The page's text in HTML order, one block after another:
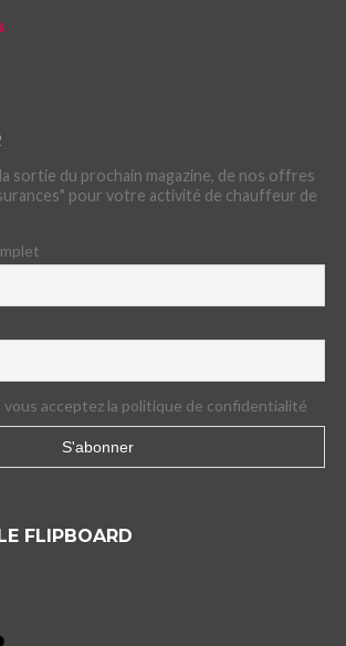
sortie du prochain magazine, de nos offres
pour votre activité de chauffeur de
vous acceptez la politique de confidentialité
FLIPBOARD